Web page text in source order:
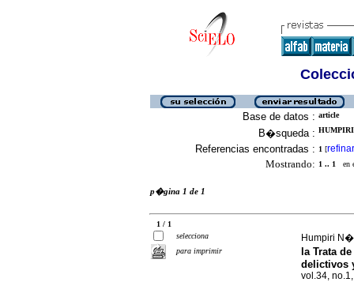
Base de datos : article
B�squeda :
Referencias encontradas : 1 [refinar
Mostrando: 1 .. 1 en
p�gina 1 de 1
1 / 1
selecciona
para imprimir
Humpiri
la Trata
delictivos
vol.34,